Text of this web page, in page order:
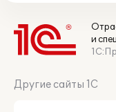
и
Другие сайты 1С